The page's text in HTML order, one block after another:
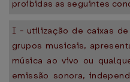
proibidas as seguintes
I - utilização de caixas
grupos musicais,
música ao vivo ou
emissão sonora,